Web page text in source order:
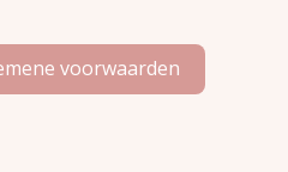
voorwaarden